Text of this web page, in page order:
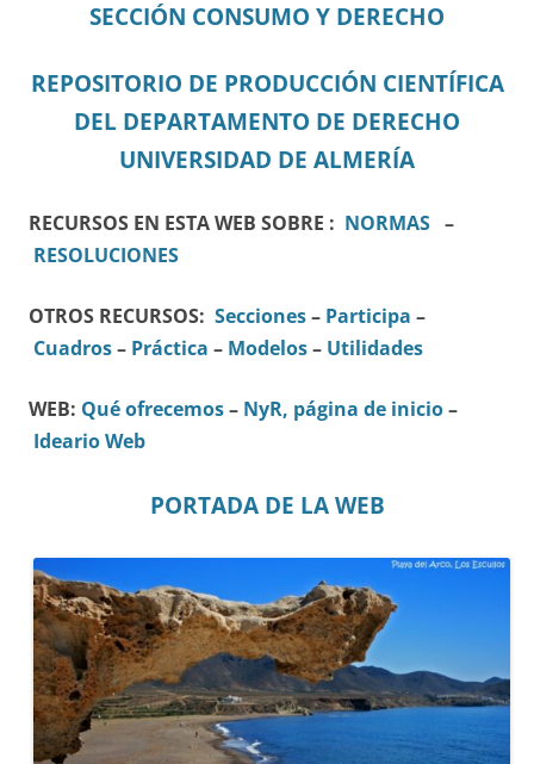
SECCIÓN CONSUMO Y DERECHO
REPOSITORIO DE PRODUCCIÓN CIENTÍFICA
DEL DEPARTAMENTO DE DERECHO
UNIVERSIDAD DE ALMERÍA
RECURSOS EN ESTA WEB SOBRE : NORMAS –
RESOLUCIONES
OTROS RECURSOS: Secciones– Participa –
Cuadros– Práctica – Modelos– Utilidades
WEB: Qué ofrecemos– NyR, página de inicio–
Ideario Web
PORTADA DE LA WEB